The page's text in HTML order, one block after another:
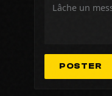
POSTER